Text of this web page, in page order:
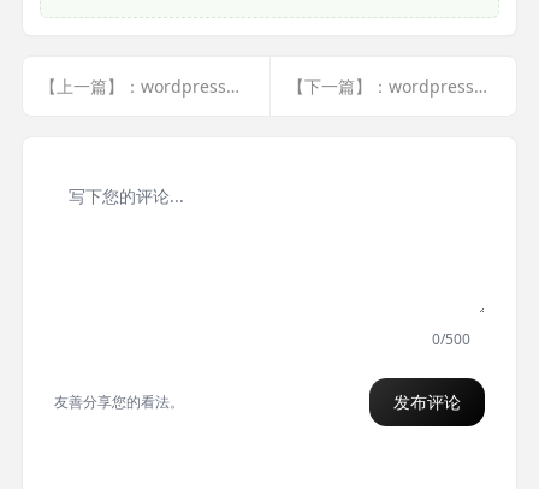
【上一篇】：wordpress模板开发 | 评论模板调用(12) 【下一篇】：wordpress模板开发 | 404页面模板调用(14)
0/500
友善分享您的看法。 发布评论